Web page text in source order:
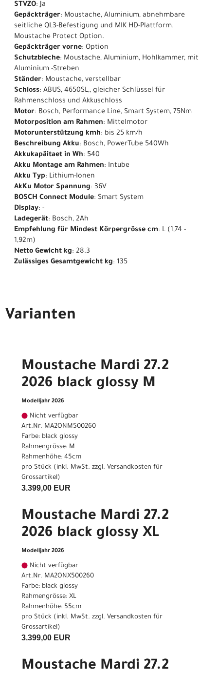
STVZO: Ja
Gepäckträger: Moustache, Aluminium, abnehmbare
seitliche QL3-Befestigung und MIK HD-Plattform.
Moustache Protect Option.
Gepäckträger vorne: Option
Schutzbleche: Moustache, Aluminium, Hohlkammer, mit
Aluminium -Streben
Ständer: Moustache, verstellbar
Schloss: ABUS, 4650SL,, gleicher Schlüssel für
Rahmenschloss und Akkuschloss
Motor: Bosch, Performance Line, Smart System, 75Nm
Motorposition am Rahmen: Mittelmotor
Motorunterstützung kmh: bis 25 km/h
Beschreibung Akku: Bosch, PowerTube 540Wh
Akkukapäitaet in Wh: 540
Akku Montage am Rahmen: Intube
Akku Typ: Lithium-Ionen
AkKu Motor Spannung: 36V
BOSCH Connect Module: Smart System
Display: -
Ladegerät: Bosch, 2Ah
Empfehlung für Mindest Körpergrösse cm: L (1,74 -
1,92m)
Netto Gewicht kg: 28.3
Zulässiges Gesamtgewicht kg: 135
Varianten
Moustache Mardi 27.2
2026 black glossy M
Modelljahr 2026
Nicht verfügbar
Art.Nr. MA2ONM500260
Farbe: black glossy
Rahmengrösse: M
Rahmenhöhe: 45cm
pro Stück (inkl. MwSt. zzgl. Versandkosten für
Grossartikel)
3.399,00 EUR
Moustache Mardi 27.2
2026 black glossy XL
Modelljahr 2026
Nicht verfügbar
Art.Nr. MA2ONX500260
Farbe: black glossy
Rahmengrösse: XL
Rahmenhöhe: 55cm
pro Stück (inkl. MwSt. zzgl. Versandkosten für
Grossartikel)
3.399,00 EUR
Moustache Mardi 27.2